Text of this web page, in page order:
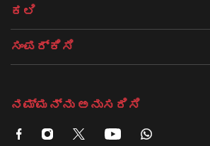
ಕಲಿ
ಸಂಪರ್ಕಿಸಿ
ನಮ್ಮನ್ನು ಅನುಸರಿಸಿ